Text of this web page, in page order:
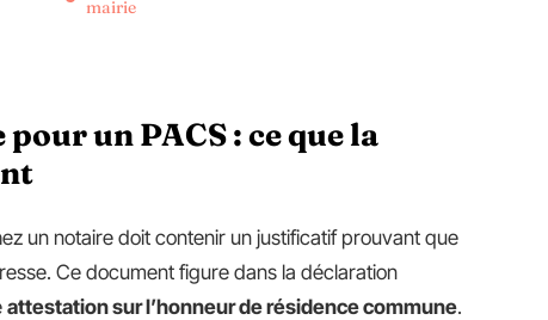
mairie
un PACS : ce que la
un notaire doit contenir un justificatif prouvant que
Ce document figure dans la déclaration
attestation sur l’honneur de résidence commune.